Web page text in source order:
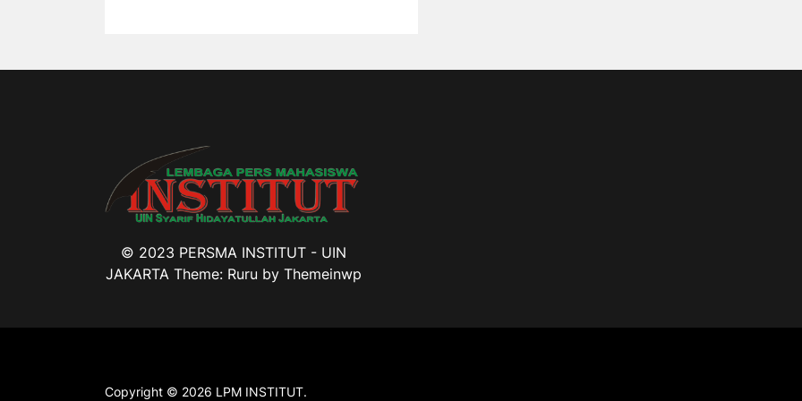
© 2023 PERSMA INSTITUT - UIN
JAKARTA Theme: Ruru by Themeinwp
Copyright © 2026 LPM INSTITUT.